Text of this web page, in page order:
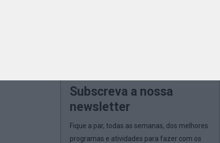
Subscreva a nossa
newsletter
Fique a par, todas as semanas, dos melhores
programas e atividades para fazer com os